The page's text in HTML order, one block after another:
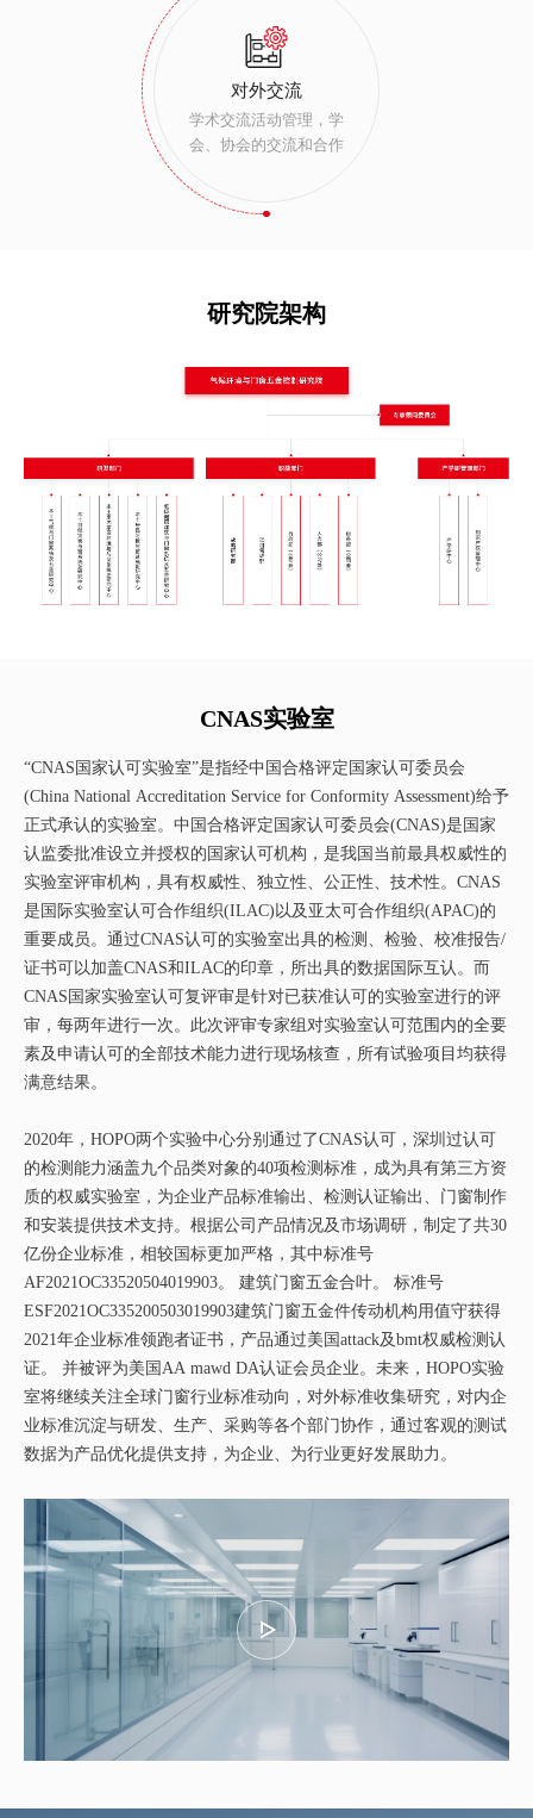
对外交流
学术交流活动管理，学
会、协会的交流和合作
研究院架构
CNAS实验室
“CNAS国家认可实验室”是指经中国合格评定国家认可委员会
(China National Accreditation Service for Conformity Assessment)给予
正式承认的实验室。中国合格评定国家认可委员会(CNAS)是国家
认监委批准设立并授权的国家认可机构，是我国当前最具权威性的
实验室评审机构，具有权威性、独立性、公正性、技术性。CNAS
是国际实验室认可合作组织(ILAC)以及亚太可合作组织(APAC)的
重要成员。通过CNAS认可的实验室出具的检测、检验、校准报告/
证书可以加盖CNAS和ILAC的印章，所出具的数据国际互认。而
CNAS国家实验室认可复评审是针对已获准认可的实验室进行的评
审，每两年进行一次。此次评审专家组对实验室认可范围内的全要
素及申请认可的全部技术能力进行现场核查，所有试验项目均获得
满意结果。
2020年，HOPO两个实验中心分别通过了CNAS认可，深圳过认可
的检测能力涵盖九个品类对象的40项检测标准，成为具有第三方资
质的权威实验室，为企业产品标准输出、检测认证输出、门窗制作
和安装提供技术支持。根据公司产品情况及市场调研，制定了共30
亿份企业标准，相较国标更加严格，其中标准号
AF2021OC33520504019903。 建筑门窗五金合叶。 标准号
ESF2021OC335200503019903建筑门窗五金件传动机构用值守获得
2021年企业标准领跑者证书，产品通过美国attack及bmt权威检测认
证。 并被评为美国AA mawd DA认证会员企业。未来，HOPO实验
室将继续关注全球门窗行业标准动向，对外标准收集研究，对内企
业标准沉淀与研发、生产、采购等各个部门协作，通过客观的测试
数据为产品优化提供支持，为企业、为行业更好发展助力。